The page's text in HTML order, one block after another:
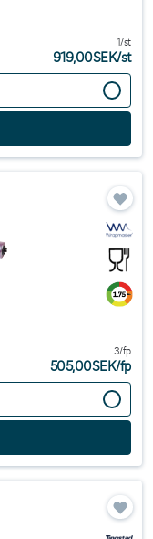
1/st
919,00SEK/st
3/fp
505,00SEK/fp